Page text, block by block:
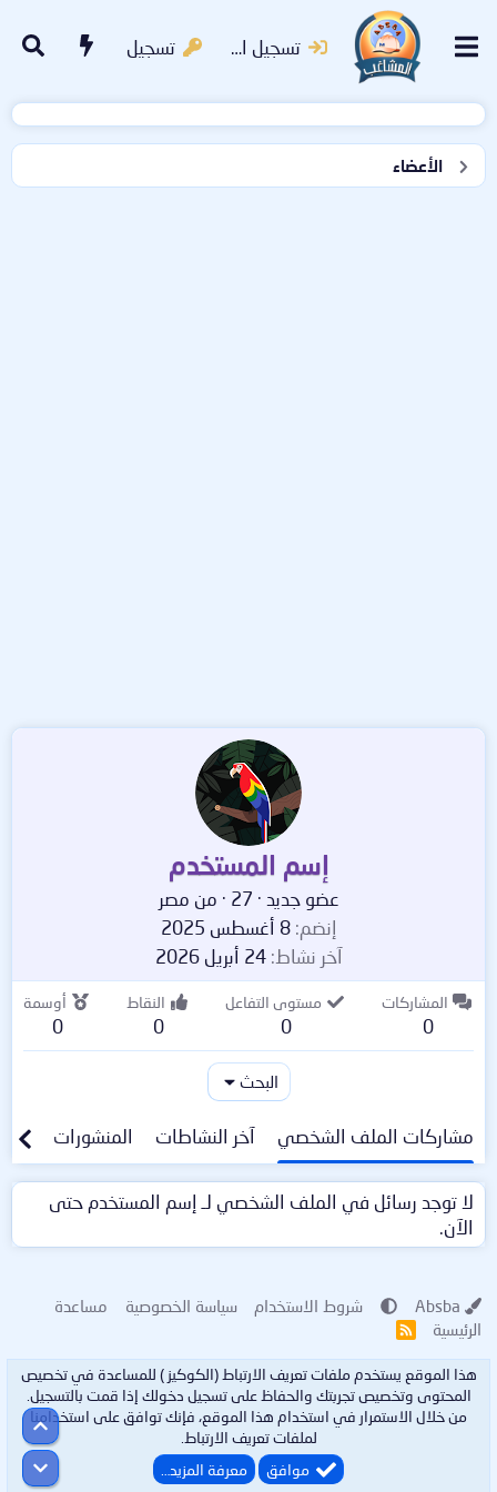
تسجيل الدخول تسجيل
الأعضاء
إسم المستخدم
عضو جديد ·
· من مصر
إنضم 8 أغسطس 2025
آخر نشاط 24 أبريل 2026
المشاركات
0
مستوى التفاعل
0
النقاط
0
أوسمة
0
البحث
مشاركات الملف الشخصي آخر النشاطات المنشورات
لا توجد رسائل في الملف الشخصي لـ إسم المستخدم حتى
الآن.
شروط الاستخدام سياسة الخصوصية
مساعدة
الرئيسية
R
هذا الموقع يستخدم ملفات تعريف الارتباط (الكوكيز ) للمساعدة في تخصيص
المحتوى وتخصيص تجربتك والحفاظ على تسجيل دخولك إذا قمت بالتسجيل.
من خلال الاستمرار في استخدام هذا الموقع، فإنك توافق على استخدامنا
لملفات تعريف الارتباط.
موافق
معرفة المزيد…
أعلى